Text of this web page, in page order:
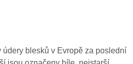
blesků v Evropě za poslední